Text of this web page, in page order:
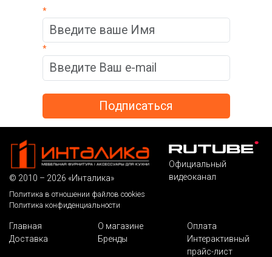
*
*
© 2010 – 2026 «Инталика»
Политика в отношении файлов cookies
Политика конфиденциальности
Официальный
видеоканал
Главная О магазине
Оплата
Доставка
Бренды
Интерактивный
прайс-лист